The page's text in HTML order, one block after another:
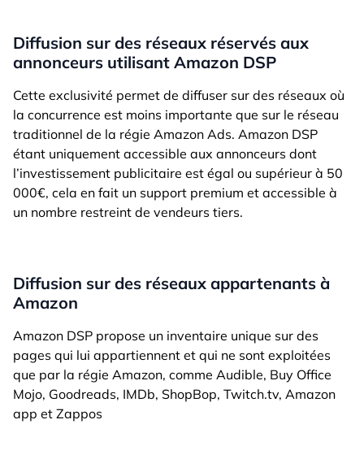
Diffusion sur des réseaux réservés aux
annonceurs utilisant Amazon DSP
Cette exclusivité permet de diffuser sur des réseaux où
la concurrence est moins importante que sur le réseau
traditionnel de la régie Amazon Ads. Amazon DSP
étant uniquement accessible aux annonceurs dont
l’investissement publicitaire est égal ou supérieur à 50
000€, cela en fait un support premium et accessible à
un nombre restreint de vendeurs tiers.
Diffusion sur des réseaux appartenants à
Amazon
Amazon DSP propose un inventaire unique sur des
pages qui lui appartiennent et qui ne sont exploitées
que par la régie Amazon, comme Audible, Buy Office
Mojo, Goodreads, IMDb, ShopBop, Twitch.tv, Amazon
app et Zappos